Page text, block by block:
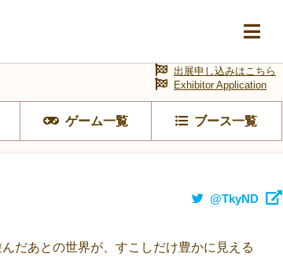
ゲーム一覧 ブース一覧
出展申し込みはこちら
Exhibitor Application
@TkyND
だあとの世界が、すこしだけ豊かに見える